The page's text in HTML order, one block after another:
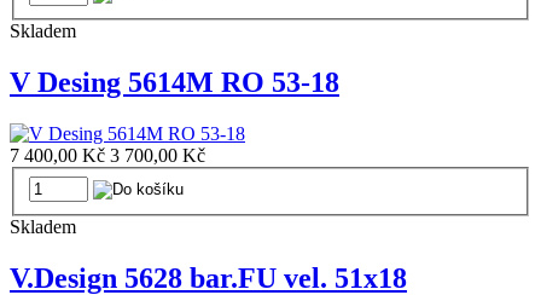
Skladem
V Desing 5614M RO 53-18
7 400,00 Kč 3 700,00 Kč
Skladem
V.Design 5628 bar.FU vel. 51x18